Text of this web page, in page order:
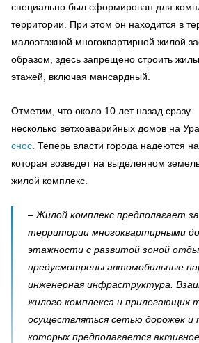
специально был сформирован для
территории. При этом он находится в
малоэтажной многоквартирной жилой
образом, здесь запрещено строить
этажей, включая мансардный.
Отметим, что около 10 лет назад сразу
несколько ветхоаварийных домов на
снос . Теперь власти города надеются
которая возведет на выделенном
жилой комплекс.
– Жилой комплекс предполагает
территории многоквартирными
этажности с развитой зоной
предусмотрены автомобильные
инженерная инфраструктура.
жилого комплекса и прилегающих
осуществляться сетью дорожек и
которых предполагается